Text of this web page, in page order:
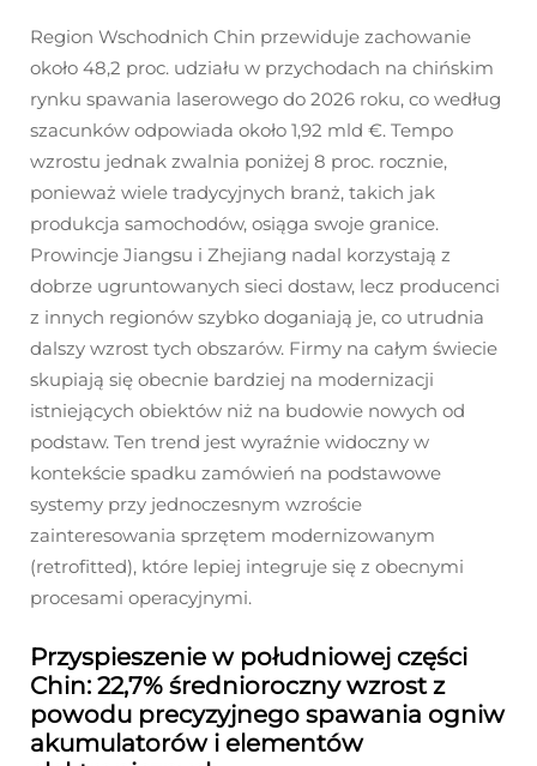
Region Wschodnich Chin przewiduje zachowanie
około 48,2 proc. udziału w przychodach na chińskim
rynku spawania laserowego do 2026 roku, co według
szacunków odpowiada około 1,92 mld €. Tempo
wzrostu jednak zwalnia poniżej 8 proc. rocznie,
ponieważ wiele tradycyjnych branż, takich jak
produkcja samochodów, osiąga swoje granice.
Prowincje Jiangsu i Zhejiang nadal korzystają z
dobrze ugruntowanych sieci dostaw, lecz producenci
z innych regionów szybko doganiają je, co utrudnia
dalszy wzrost tych obszarów. Firmy na całym świecie
skupiają się obecnie bardziej na modernizacji
istniejących obiektów niż na budowie nowych od
podstaw. Ten trend jest wyraźnie widoczny w
kontekście spadku zamówień na podstawowe
systemy przy jednoczesnym wzroście
zainteresowania sprzętem modernizowanym
(retrofitted), które lepiej integruje się z obecnymi
procesami operacyjnymi.
Przyspieszenie w południowej części
Chin: 22,7% średnioroczny wzrost z
powodu precyzyjnego spawania ogniw
akumulatorów i elementów